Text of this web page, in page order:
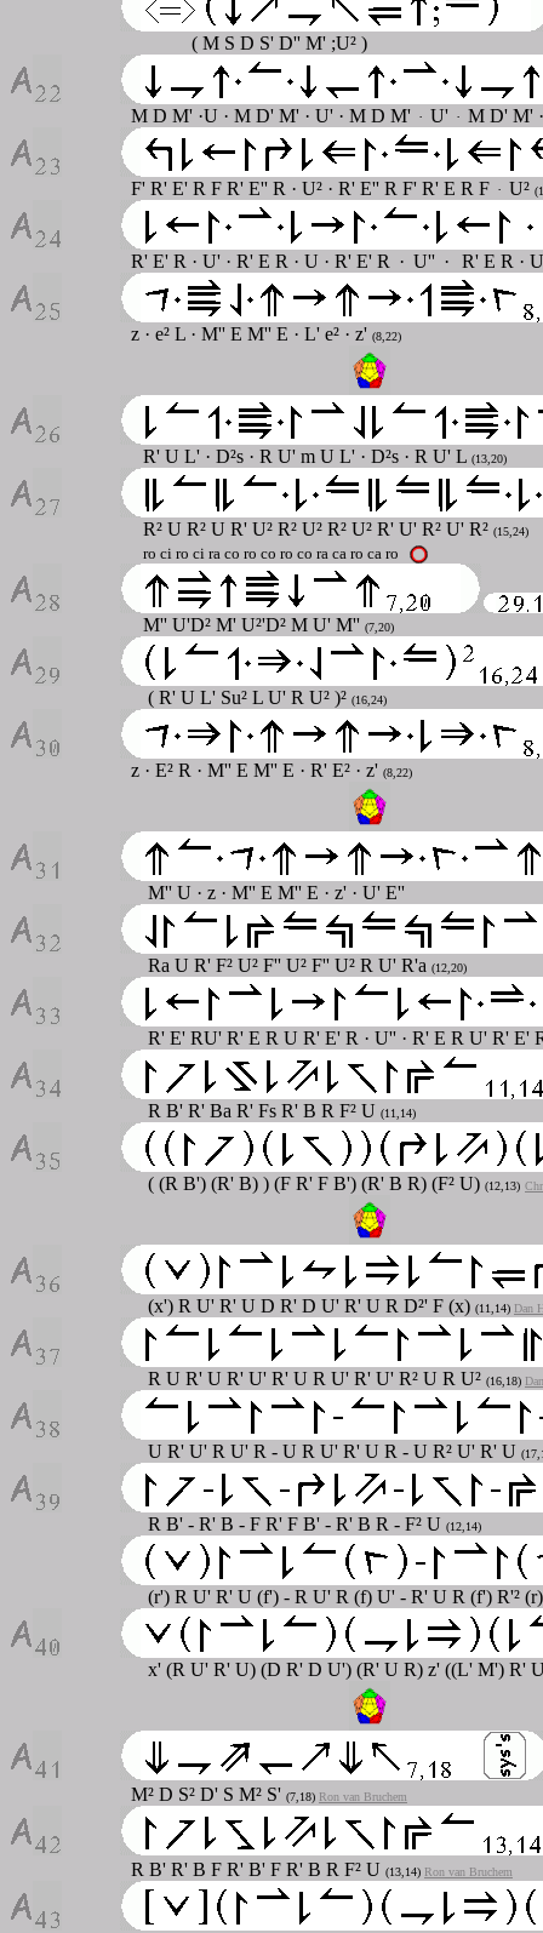
( M S D S' D'' M' ;U² )
M D M' ·U · M D' M' · U' · M D M' · U' · M D' M'
F' R' E' R F R' E'' R · U² · R' E'' R F' R' E R F · U²
R' E' R · U' · R' E R · U · R' E' R · U'' · R' E R ·
z · e² L · M'' E M'' E · L' e² · z' (8,22)
R' U L' · D²s · R U' m U L' · D²s · R U' L (13,20)
R² U R² U R' U² R² U² R² U² R' U' R² U' R² (15,24)
ro ci ro ci ra co ro co ro co ra ca ro ca ro
M'' U'D² M' U²'D² M U' M'' (7,20)
( R' U L' Su² L U' R U² )² (16,24)
z · E² R · M'' E M'' E · R' E² · z' (8,22)
M'' U · z · M'' E M'' E · z' · U' E''
Ra U R' F² U² F'' U² F'' U² R U' R'a (12,20)
R' E' RU' R' E R U R' E' R · U'' · R' E R U' R' E'
R B' R' Ba R' Fs R' B R F² U (11,14)
( (R B') (R' B) ) (F R' F B') (R' B R) (F² U) (12,13)
(x') R U' R' U D R' D U' R' U R D²' F (x) (11,14) Dan
R U R' U R' U' R' U R U' R' U' R² U R U² (16,18)
U R' U' R U' R - U R U' R' U R - U R² U' R' U
R B' - R' B - F R' F B' - R' B R - F² U (12,14)
(r') R U' R' U (f') - R U' R (f) U' - R' U R (f') R'²
x' (R U' R' U) (D R' D U') (R' U R) z' ((L' M') R'
M² D S² D' S M² S' (7,18) Ron van Bruchem
R B' R' B F R' B' F R' B R F² U (13,14) Ron van Bruchem